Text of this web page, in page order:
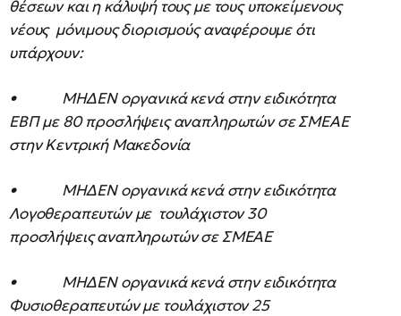
θέσεων και η κάλυψή τους με τους υποκείμενους
νέους μόνιμους διορισμούς αναφέρουμε ότι
υπάρχουν:
• ΜΗΔΕΝ οργανικά κενά στην ειδικότητα
ΕΒΠ με 80 προσλήψεις αναπληρωτών σε ΣΜΕΑΕ
στην Κεντρική Μακεδονία
• ΜΗΔΕΝ οργανικά κενά στην ειδικότητα
Λογοθεραπευτών με τουλάχιστον 30
προσλήψεις αναπληρωτών σε ΣΜΕΑΕ
• ΜΗΔΕΝ οργανικά κενά στην ειδικότητα
Φυσιοθεραπευτών με τουλάχιστον 25